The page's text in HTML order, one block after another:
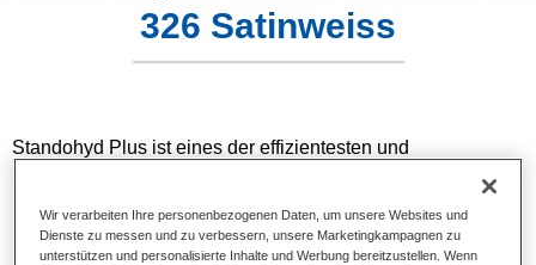
326 Satinweiss
Standohyd Plus ist eines der effizientesten und
Basecoat ist ein wasserverdünnbares, lösemittelarmes und
umweltschonendes Decklacksystem mit hervorragender
Farbtongenauigkeit und rationeller Verarbeitung in
Wir verarbeiten Ihre personenbezogenen Daten, um unsere Websites und
Dienste zu messen und zu verbessern, unsere Marketingkampagnen zu
unterstützen und personalisierte Inhalte und Werbung bereitzustellen. Wenn